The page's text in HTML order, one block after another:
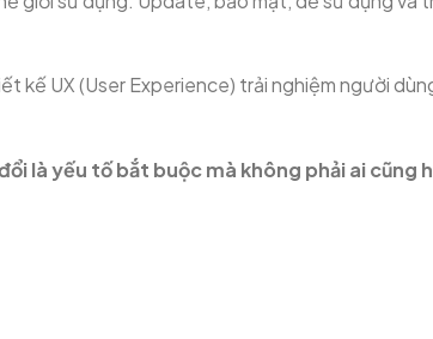
kế UX (User Experience) trải nghiệm người
là yếu tố bắt buộc mà không phải ai cũng